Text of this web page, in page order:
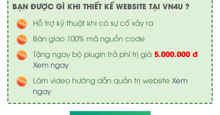
BẠN ĐƯỢC GÌ KHI THIẾT KẾ WEBSITE TẠI VN4U ?
Hỗ trợ kỹ thuật khi có sự cố xảy ra
Bàn giao 100% mã nguồn code
Tặng ngay bộ plugin trả phí trị giá 5.000.000 đ
Xem ngay
Làm video hướng dẫn quản trị website Xem
ngay